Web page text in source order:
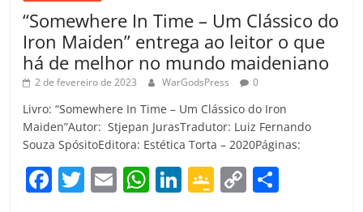
“Somewhere In Time – Um Clássico do
Iron Maiden” entrega ao leitor o que
há de melhor no mundo maideniano
2 de fevereiro de 2023 WarGodsPress 0
Livro: “Somewhere In Time – Um Clássico do Iron
Maiden”Autor: Stjepan JurasTradutor: Luiz Fernando
Souza SpósitoEditora: Estética Torta – 2020Páginas:
F T E W Li G C